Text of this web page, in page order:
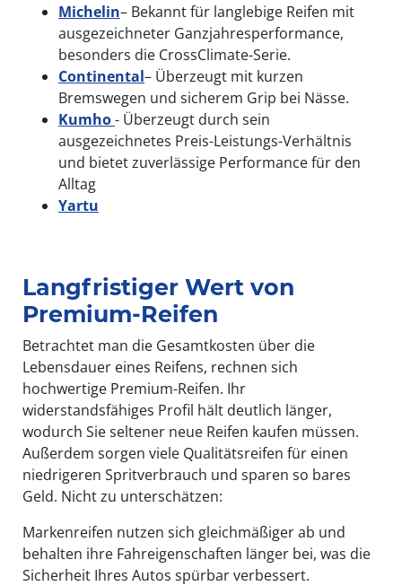
Michelin– Bekannt für langlebige Reifen mit
ausgezeichneter Ganzjahresperformance,
besonders die CrossClimate-Serie.
Continental– Überzeugt mit kurzen
Bremswegen und sicherem Grip bei Nässe.
Kumho- Überzeugt durch sein
ausgezeichnetes Preis-Leistungs-Verhältnis
und bietet zuverlässige Performance für den
Alltag
Yartu
Langfristiger Wert von
Premium-Reifen
Betrachtet man die Gesamtkosten über die
Lebensdauer eines Reifens, rechnen sich
hochwertige Premium-Reifen. Ihr
widerstandsfähiges Profil hält deutlich länger,
wodurch Sie seltener neue Reifen kaufen müssen.
Außerdem sorgen viele Qualitätsreifen für einen
niedrigeren Spritverbrauch und sparen so bares
Geld. Nicht zu unterschätzen:
Markenreifen nutzen sich gleichmäßiger ab und
behalten ihre Fahreigenschaften länger bei, was die
Sicherheit Ihres Autos spürbar verbessert.